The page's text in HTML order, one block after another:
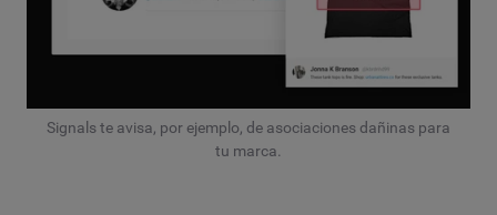
Signals te avisa, por ejemplo, de asociaciones dañinas para
tu marca.